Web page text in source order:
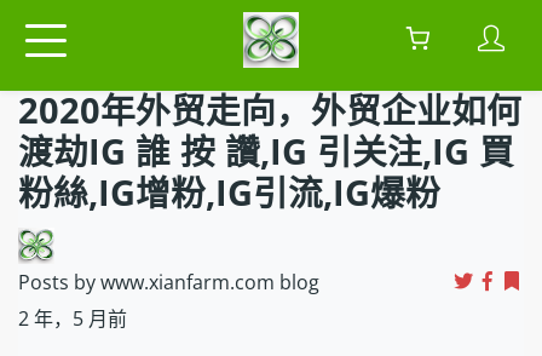
2020年外贸走向，外贸企业如何
渡劫IG 誰 按 讚,IG 引关注,IG 買
粉絲,IG增粉,IG引流,IG爆粉
Posts by www.xianfarm.com blog
2 年，5 月前